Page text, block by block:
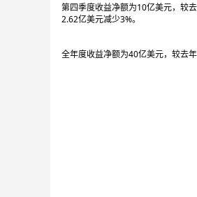
第四季度收益净额为10亿美元，较
2.62亿美元减少3%。
全年度收益净额为40亿美元，较去